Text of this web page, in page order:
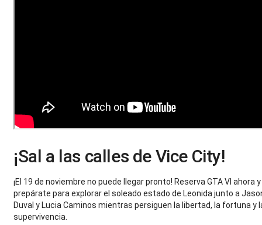
¡Sal a las calles de Vice City!
¡El 19 de noviembre no puede llegar pronto! Reserva GTA VI ahora y
prepárate para explorar el soleado estado de Leonida junto a
Duval y Lucia Caminos mientras persiguen la libertad, la fortuna y
supervivencia.